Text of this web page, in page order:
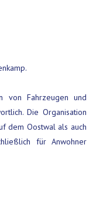
von Fahrzeugen und
Die Organisation
dem Oostwal als auch
für Anwohner